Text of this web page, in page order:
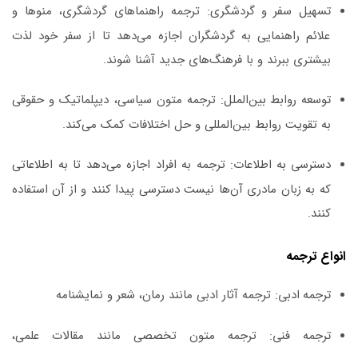
تسهیل سفر و گردشگری: ترجمه راهنماهای گردشگری، منوها و
علائم راهنمایی به گردشگران اجازه می‌دهد تا از سفر خود لذت
بیشتری ببرند و با فرهنگ‌های جدید آشنا شوند.
توسعه روابط بین‌الملل: ترجمه متون سیاسی، دیپلماتیک و حقوقی
به تقویت روابط بین‌المللی و حل اختلافات کمک می‌کند.
دسترسی به اطلاعات: ترجمه به افراد اجازه می‌دهد تا به اطلاعاتی
که به زبان مادری آن‌ها نیست دسترسی پیدا کنند و از آن استفاده
کنند.
انواع ترجمه
ترجمه ادبی: ترجمه آثار ادبی مانند رمان، شعر و نمایشنامه
ترجمه فنی: ترجمه متون تخصصی مانند مقالات علمی،